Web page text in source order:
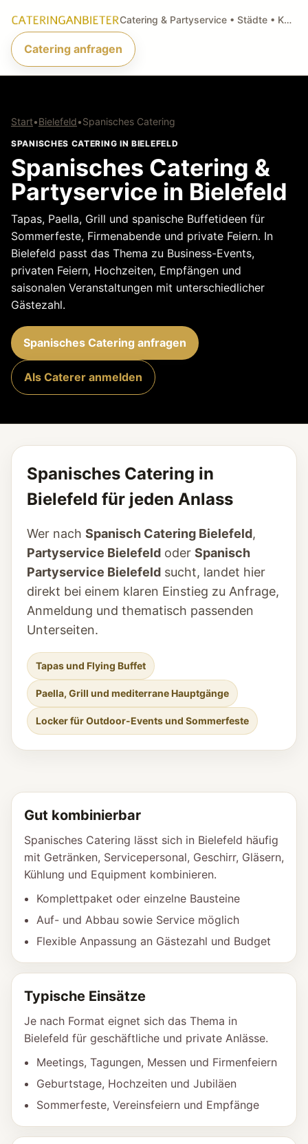
Catering & Partyservice • Städte • Küchenarten • Anfragen
Catering anfragen
Start•Bielefeld•Spanisches Catering
SPANISCHES CATERING IN BIELEFELD
Spanisches Catering &
Partyservice in Bielefeld
Tapas, Paella, Grill und spanische Buffetideen für
Sommerfeste, Firmenabende und private Feiern. In
Bielefeld passt das Thema zu Business-Events,
privaten Feiern, Hochzeiten, Empfängen und
saisonalen Veranstaltungen mit unterschiedlicher
Gästezahl.
Spanisches Catering anfragen
Als Caterer anmelden
Spanisches Catering in
Bielefeld für jeden Anlass
Wer nach Spanisch Catering Bielefeld,
Partyservice Bielefeld oder Spanisch
Partyservice Bielefeld sucht, landet hier
direkt bei einem klaren Einstieg zu Anfrage,
Anmeldung und thematisch passenden
Unterseiten.
Tapas und Flying Buffet
Paella, Grill und mediterrane Hauptgänge
Locker für Outdoor-Events und Sommerfeste
Gut kombinierbar
Spanisches Catering lässt sich in Bielefeld häufig
mit Getränken, Servicepersonal, Geschirr, Gläsern,
Kühlung und Equipment kombinieren.
Komplettpaket oder einzelne Bausteine
Auf- und Abbau sowie Service möglich
Flexible Anpassung an Gästezahl und Budget
Typische Einsätze
Je nach Format eignet sich das Thema in
Bielefeld für geschäftliche und private Anlässe.
Meetings, Tagungen, Messen und Firmenfeiern
Geburtstage, Hochzeiten und Jubiläen
Sommerfeste, Vereinsfeiern und Empfänge